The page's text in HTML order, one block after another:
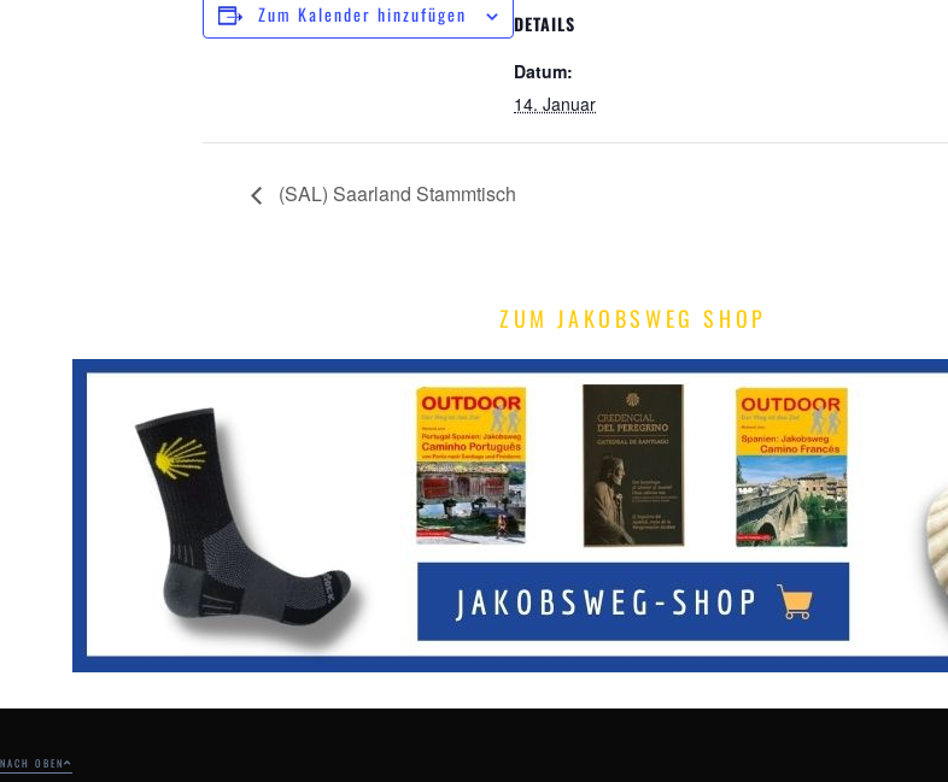
Zum Kalender hinzufügen DETAILS
Datum:
14. Januar
(SAL) Saarland Stammtisch
ZUM JAKOBSWEG SHOP
NACH OBEN